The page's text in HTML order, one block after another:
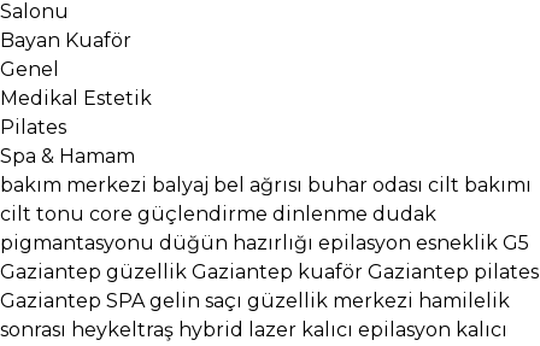
Salonu
Bayan Kuaför
Genel
Medikal Estetik
Pilates
Spa & Hamam
bakım merkezi balyaj bel ağrısı buhar odası cilt bakımı
cilt tonu core güçlendirme dinlenme dudak
pigmantasyonu düğün hazırlığı epilasyon esneklik G5
Gaziantep güzellik Gaziantep kuaför Gaziantep pilates
Gaziantep SPA gelin saçı güzellik merkezi hamilelik
sonrası heykeltraş hybrid lazer kalıcı epilasyon kalıcı